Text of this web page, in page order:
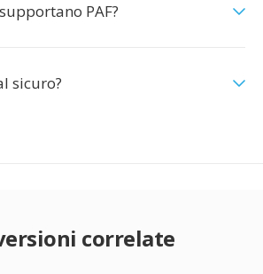
PAF?
sicuro?
correlate